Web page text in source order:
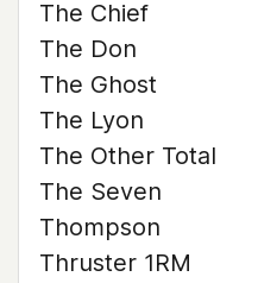
The Chief
The Don
The Ghost
The Lyon
The Other Total
The Seven
Thompson
Thruster 1RM